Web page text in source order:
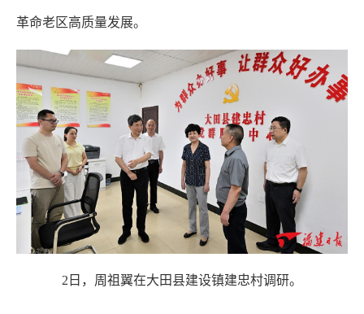
革命老区高质量发展。
2日，周祖翼在大田县建设镇建忠村调研。